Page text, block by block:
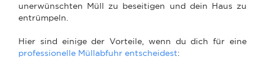
unerwünschten Müll zu beseitigen und dein Haus zu
entrümpeln.
Hier sind einige der Vorteile, wenn du dich für eine
professionelle Müllabfuhr entscheidest: